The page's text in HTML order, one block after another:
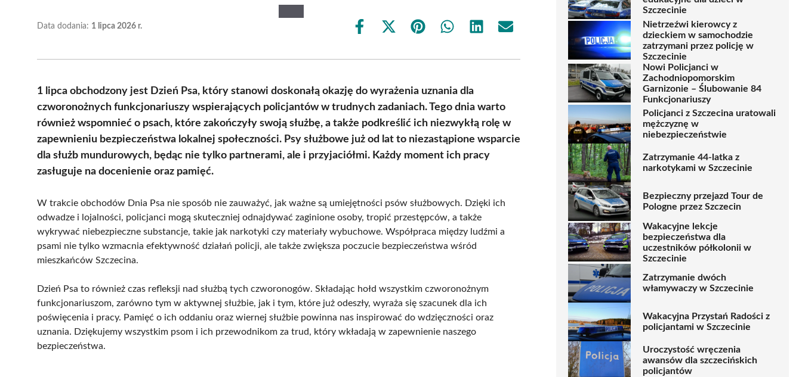
Data dodania: 1 lipca 2026 r.
Share
Share
(Twitter)
Share Share Share Share
1 lipca obchodzony jest Dzień Psa, który stanowi doskonałą okazję do wyrażenia uznania dla
czworonożnych funkcjonariuszy wspierających policjantów w trudnych zadaniach. Tego dnia warto
również wspomnieć o psach, które zakończyły swoją służbę, a także podkreślić ich niezwykłą rolę w
zapewnieniu bezpieczeństwa lokalnej społeczności. Psy służbowe już od lat to niezastąpione wsparcie
dla służb mundurowych, będąc nie tylko partnerami, ale i przyjaciółmi. Każdy moment ich pracy
zasługuje na docenienie oraz pamięć.
W trakcie obchodów Dnia Psa nie sposób nie zauważyć, jak ważne są umiejętności psów służbowych. Dzięki ich
odwadze i lojalności, policjanci mogą skuteczniej odnajdywać zaginione osoby, tropić przestępców, a także
wykrywać niebezpieczne substancje, takie jak narkotyki czy materiały wybuchowe. Współpraca między ludźmi a
psami nie tylko wzmacnia efektywność działań policji, ale także zwiększa poczucie bezpieczeństwa wśród
mieszkańców Szczecina.
Dzień Psa to również czas refleksji nad służbą tych czworonogów. Składając hołd wszystkim czworonożnym
funkcjonariuszom, zarówno tym w aktywnej służbie, jak i tym, które już odeszły, wyraża się szacunek dla ich
poświęcenia i pracy. Pamięć o ich oddaniu oraz wiernej służbie powinna nas inspirować do wdzięczności oraz
uznania. Dziękujemy wszystkim psom i ich przewodnikom za trud, który wkładają w zapewnienie naszego
bezpieczeństwa.
Szczecinie
Nietrzeźwi kierowcy z
dzieckiem w samochodzie
zatrzymani przez policję w
Szczecinie
Nowi Policjanci w
Zachodniopomorskim
Garnizonie – Ślubowanie 84
Funkcjonariuszy
Policjanci z Szczecina uratowali
mężczyznę w
niebezpieczeństwie
Zatrzymanie 44-latka z
narkotykami w Szczecinie
Bezpieczny przejazd Tour de
Pologne przez Szczecin
Wakacyjne lekcje
bezpieczeństwa dla
uczestników półkolonii w
Szczecinie
Zatrzymanie dwóch
włamywaczy w Szczecinie
Wakacyjna Przystań Radości z
policjantami w Szczecinie
Uroczystość wręczenia
awansów dla szczecińskich
policjantów